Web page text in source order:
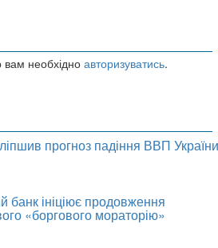
необхідно авторизуватись.